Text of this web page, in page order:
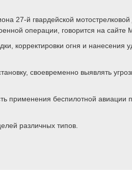
27-й гвардейской мотострелковой
операции, говорится на сайте
корректировки огня и нанесения
своевременно выявлять
применения беспилотной авиации
различных типов.